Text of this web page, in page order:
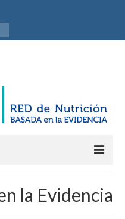
la Evidencia